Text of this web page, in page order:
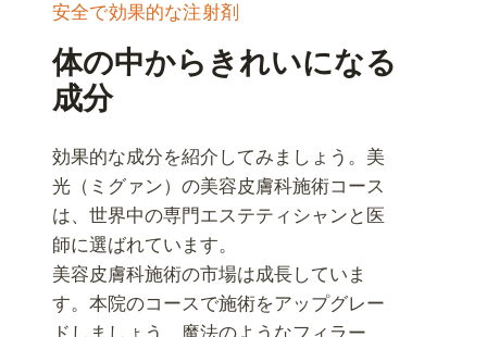
安全で効果的な注射剤
体の中からきれいになる
成分
効果的な成分を紹介してみましょう。美
光（ミグァン）の美容皮膚科施術コース
は、世界中の専門エステティシャンと医
師に選ばれています。
美容皮膚科施術の市場は成長していま
す。本院のコースで施術をアップグレー